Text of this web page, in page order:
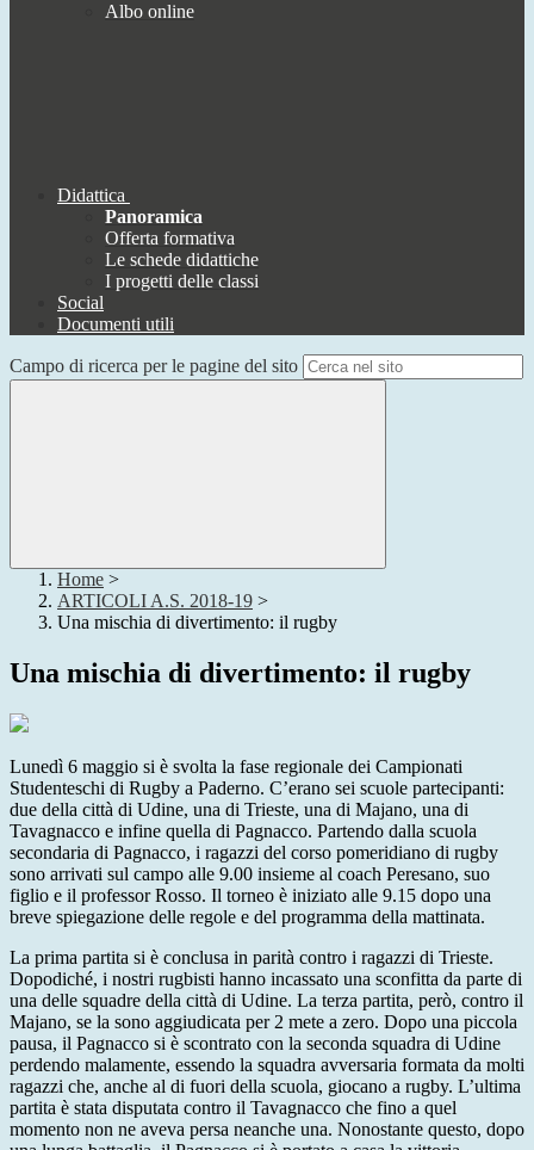
Albo online
Didattica
Panoramica
Offerta formativa
Le schede didattiche
I progetti delle classi
Social
Documenti utili
Campo di ricerca per le pagine del sito
Home >
ARTICOLI A.S. 2018-19 >
Una mischia di divertimento: il rugby
Una mischia di divertimento: il rugby
Lunedì 6 maggio si è svolta la fase regionale dei Campionati
Studenteschi di Rugby a Paderno. C’erano sei scuole partecipanti:
due della città di Udine, una di Trieste, una di Majano, una di
Tavagnacco e infine quella di Pagnacco. Partendo dalla scuola
secondaria di Pagnacco, i ragazzi del corso pomeridiano di rugby
sono arrivati sul campo alle 9.00 insieme al coach Peresano, suo
figlio e il professor Rosso. Il torneo è iniziato alle 9.15 dopo una
breve spiegazione delle regole e del programma della mattinata.
La prima partita si è conclusa in parità contro i ragazzi di Trieste.
Dopodiché, i nostri rugbisti hanno incassato una sconfitta da parte di
una delle squadre della città di Udine. La terza partita, però, contro il
Majano, se la sono aggiudicata per 2 mete a zero. Dopo una piccola
pausa, il Pagnacco si è scontrato con la seconda squadra di Udine
perdendo malamente, essendo la squadra avversaria formata da molti
ragazzi che, anche al di fuori della scuola, giocano a rugby. L’ultima
partita è stata disputata contro il Tavagnacco che fino a quel
momento non ne aveva persa neanche una. Nonostante questo, dopo